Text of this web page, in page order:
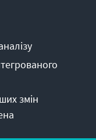
даних
2026
змін